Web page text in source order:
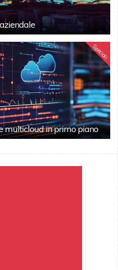
Speciali
multicloud in primo piano